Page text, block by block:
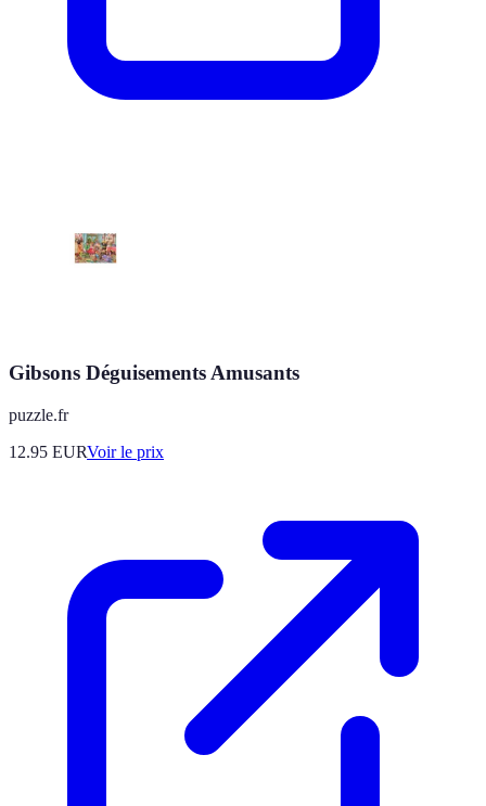
Gibsons Déguisements Amusants
puzzle.fr
12.95 EURVoir le prix